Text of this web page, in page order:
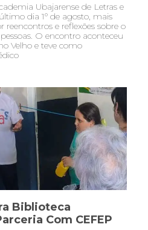
Ubajarense de Letras e
dia 1º de agosto, mais
e reflexões sobre o
O encontro aconteceu
Velho e teve como
Biblioteca
Com CEFEP